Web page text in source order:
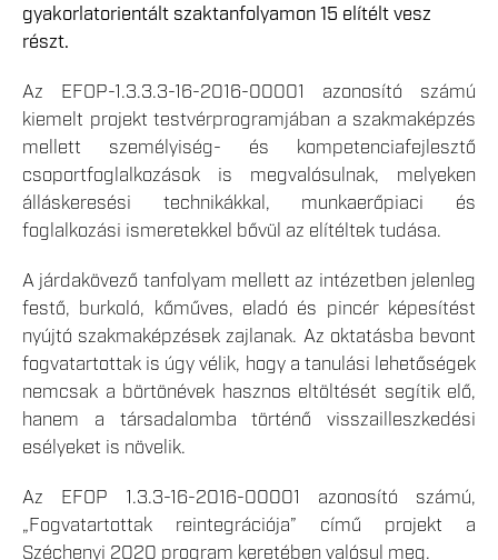
gyakorlatorientált szaktanfolyamon 15 elítélt vesz
részt.
Az EFOP-1.3.3.3-16-2016-00001 azonosító számú
kiemelt projekt testvérprogramjában a szakmaképzés
mellett személyiség- és kompetenciafejlesztő
csoportfoglalkozások is megvalósulnak, melyeken
álláskeresési technikákkal, munkaerőpiaci és
foglalkozási ismeretekkel bővül az elítéltek tudása.
A járdakövező tanfolyam mellett az intézetben jelenleg
festő, burkoló, kőműves, eladó és pincér képesítést
nyújtó szakmaképzések zajlanak. Az oktatásba bevont
fogvatartottak is úgy vélik, hogy a tanulási lehetőségek
nemcsak a börtönévek hasznos eltöltését segítik elő,
hanem a társadalomba történő visszailleszkedési
esélyeket is növelik.
Az EFOP 1.3.3-16-2016-00001 azonosító számú,
„Fogvatartottak reintegrációja” című projekt a
Széchenyi 2020 program keretében valósul meg.